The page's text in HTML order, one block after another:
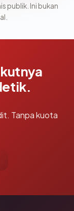
publik. Ini bukan
Tanpa kuota